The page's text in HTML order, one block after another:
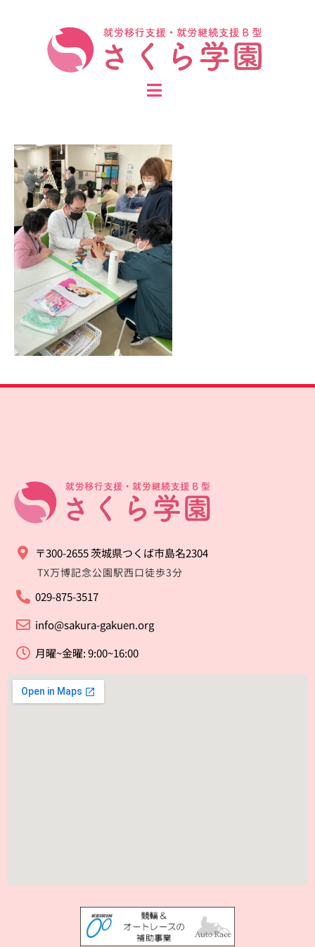
〒300-2655 茨城県つくば市島名2304
TX万博記念公園駅西口徒歩3分
029-875-3517
info@sakura-gakuen.org
月曜~金曜: 9:00~16:00